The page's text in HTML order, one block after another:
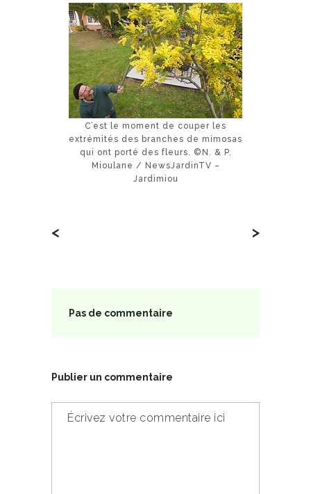
C’est le moment de couper les
extrémités des branches de mimosas
qui ont porté des fleurs. ©N. & P.
Mioulane / NewsJardinTV –
Jardimiou
< >
Pas de commentaire
Publier un commentaire